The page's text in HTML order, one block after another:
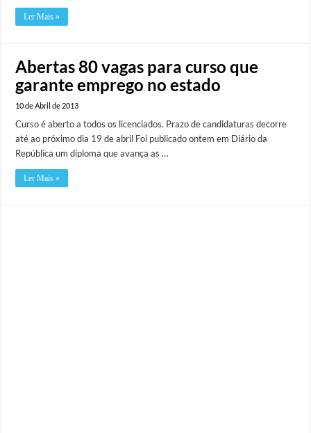
Ler Mais »
Abertas 80 vagas para curso que
garante emprego no estado
10 de Abril de 2013
Curso é aberto a todos os licenciados. Prazo de candidaturas decorre
até ao próximo dia 19 de abril Foi publicado ontem em Diário da
República um diploma que avança as …
Ler Mais »